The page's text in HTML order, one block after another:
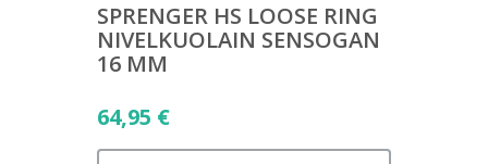
SPRENGER HS LOOSE RING
NIVELKUOLAIN SENSOGAN
16 MM
64,95 €